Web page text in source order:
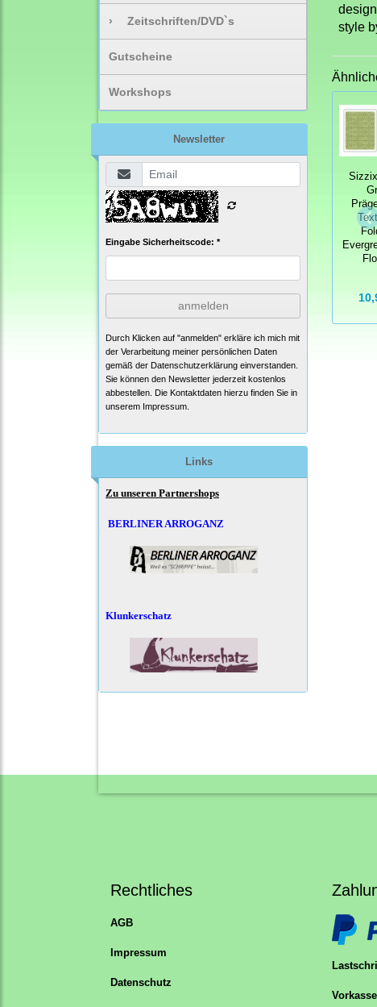
› Zeitschriften/DVD`s
Gutscheine
Workshops
Newsletter
Eingabe Sicherheitscode: *
anmelden
Durch Klicken auf "anmelden" erkläre ich mich mit
der Verarbeitung meiner persönlichen Daten
gemäß der Datenschutzerklärung einverstanden.
Sie können den Newsletter jederzeit kostenlos
abbestellen. Die Kontaktdaten hierzu finden Sie in
unserem Impressum.
Links
Zu unseren Partnershops
BERLINER ARROGANZ
Klunkerschatz
style
Rechtliches
AGB
Impressum
Datenschutz